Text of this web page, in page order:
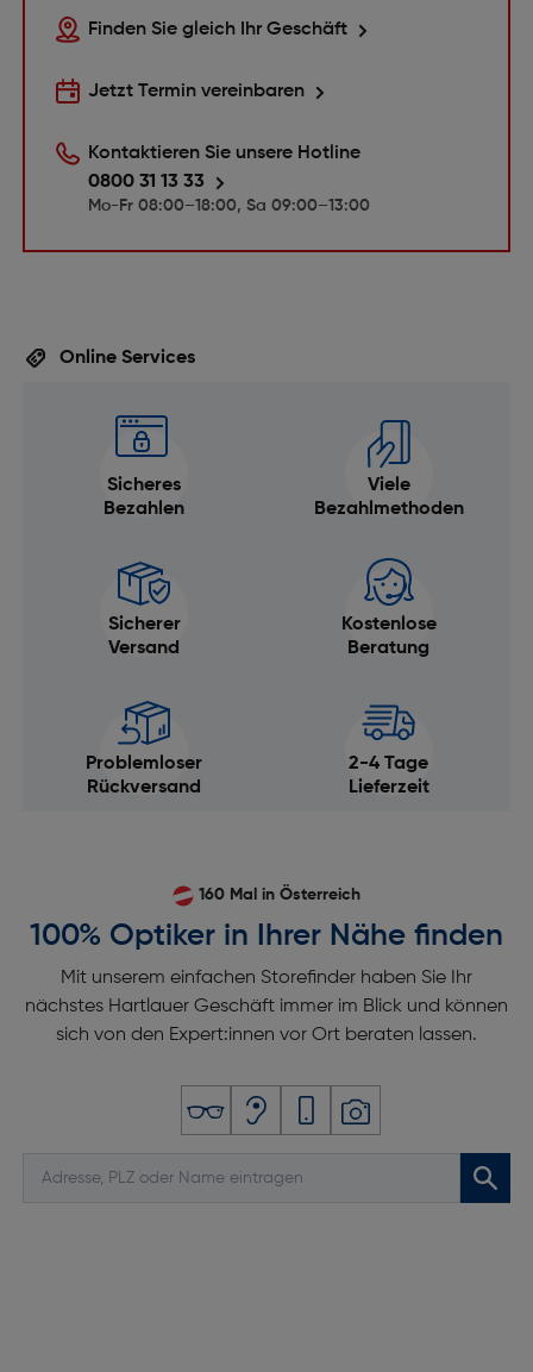
Finden Sie gleich Ihr Geschäft
Jetzt Termin vereinbaren
Kontaktieren Sie unsere Hotline
0800 31 13 33
Mo-Fr 08:00–18:00, Sa 09:00–13:00
Online Services
Sicheres
Bezahlen
Viele
Bezahlmethoden
Sicherer
Versand
Kostenlose
Beratung
Problemloser
Rückversand
2-4 Tage
Lieferzeit
160 Mal in Österreich
100% Optiker in Ihrer Nähe finden
Mit unserem einfachen Storefinder haben Sie Ihr
nächstes Hartlauer Geschäft immer im Blick und können
sich von den Expert:innen vor Ort beraten lassen.